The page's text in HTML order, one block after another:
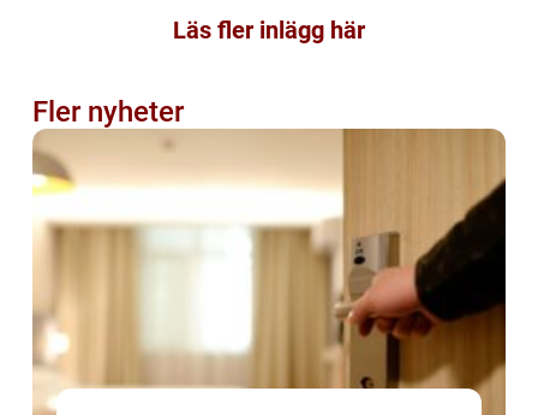
Läs fler inlägg här
Fler nyheter